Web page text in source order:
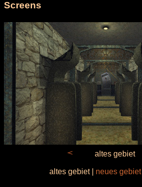
Screens
altes gebiet
altes gebiet | neues gebiet